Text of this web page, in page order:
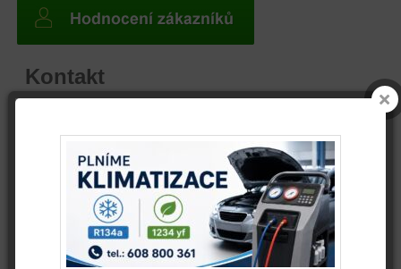
Kontakt
info@autovrak.eu